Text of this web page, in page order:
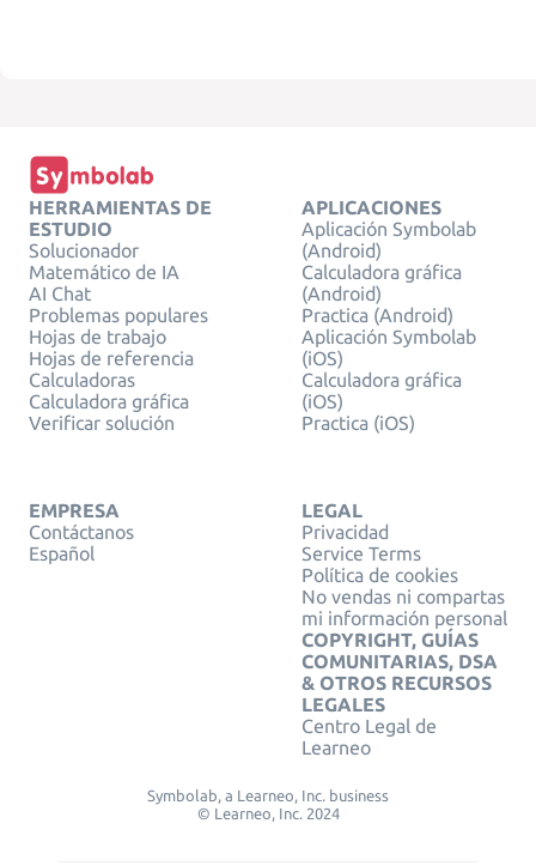
HERRAMIENTAS DE
ESTUDIO
Solucionador
Matemático de IA
AI Chat
Problemas populares
Hojas de trabajo
Hojas de referencia
Calculadoras
Calculadora gráfica
Verificar solución
APLICACIONES
Aplicación Symbolab
(Android)
Calculadora gráfica
(Android)
Practica (Android)
Aplicación Symbolab
(iOS)
Calculadora gráfica
(iOS)
Practica (iOS)
EMPRESA
Contáctanos
Español
LEGAL
Privacidad
Service Terms
Política de cookies
No vendas ni compartas
mi información personal
COPYRIGHT, GUÍAS
COMUNITARIAS, DSA
& OTROS RECURSOS
LEGALES
Centro Legal de
Learneo
Symbolab, a Learneo, Inc. business
© Learneo, Inc. 2024